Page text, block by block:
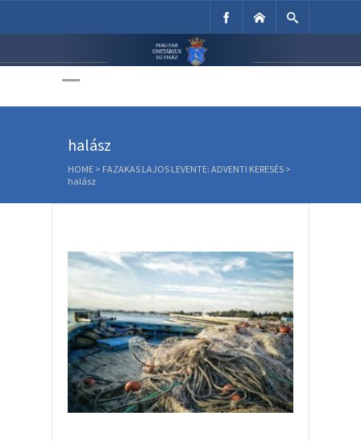
Unitárius Egyház
halász
HOME > FAZAKAS LAJOS LEVENTE: ADVENTI KERESÉS >
halász